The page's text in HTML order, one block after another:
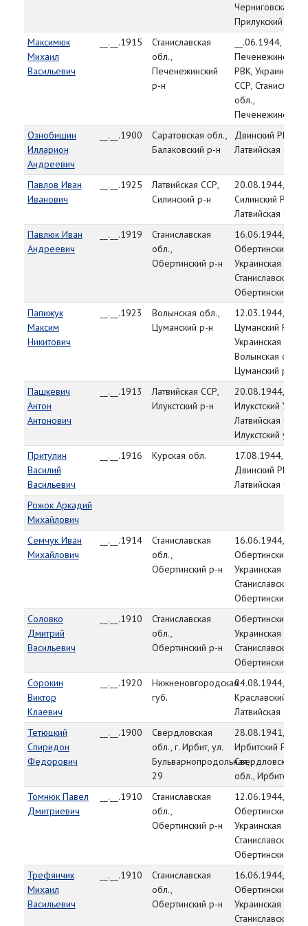
Черниговская
Прилукский р-н
Максимюк
Михаил
Васильевич
__.__.1915
Станиславская
обл.,
Печенежинский
р-н
__.06.1944,
Печенежинский
РВК, Украинская
ССР,
обл.,
Печенежинский
Ознобишин
Илларион
Андреевич
__.__.1900
Саратовская обл.,
Балаковский р-н
Двинский РВК,
Латвийская ССР
Павлов Иван
Иванович
__.__.1925
Латвийская ССР,
Силинский р-н
20.08.1944,
Силинский РВК,
Латвийская ССР
Павлюк Иван
Андреевич
__.__.1919
Станиславская
обл.,
Обертинский р-н
16.06.1944,
Обертинский
Украинская ССР,
Станиславская
Обертинский р-н
Папижук
Максим
Никитович
__.__.1923
Волынская обл.,
Цуманский р-н
12.03.1944,
Цуманский РВК,
Украинская ССР,
Волынская обл.,
Цуманский р-н
Пашкевич
Антон
Антонович
__.__.1913
Латвийская ССР,
Илукстский р-н
20.08.1944,
Илукстский УВК,
Латвийская ССР,
Илукстский уезд
Притулин
Василий
Васильевич
__.__.1916 Курская обл.
17.08.1944,
Двинский РВК,
Латвийская ССР
Рожок Аркадий
Михайлович
Семчук Иван
Михайлович
__.__.1914
Станиславская
обл.,
Обертинский р-н
16.06.1944,
Обертинский
Украинская ССР,
Станиславская
Обертинский р-н
Соловко
Дмитрий
Васильевич
__.__.1910
Станиславская
обл.,
Обертинский р-н
Обертинский
Украинская ССР,
Станиславская
Обертинский р-н
Сорокин
Виктор
Клаевич
__.__.1920
Нижненовгородская
губ.
04.08.1944,
Краславский РВК,
Латвийская ССР
Тетюцкий
Спиридон
Федорович
__.__.1900
Свердловская
обл., г. Ирбит, ул.
Бульварнопродольная,
29
28.08.1941,
Ирбитский РВК,
Свердловская
обл., Ирбитский
Томнюк Павел
Дмитриевич
__.__.1910
Станиславская
обл.,
Обертинский р-н
12.06.1944,
Обертинский
Украинская ССР,
Станиславская
Обертинский р-н
Трефянчик
Михаил
Васильевич
__.__.1910
Станиславская
обл.,
Обертинский р-н
16.06.1944,
Обертинский
Украинская ССР,
Станиславская